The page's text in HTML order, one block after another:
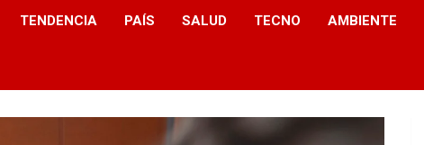
TENDENCIA PAÍS SALUD TECNO AMBIENTE